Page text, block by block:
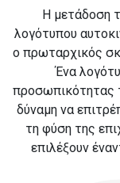
Η μετάδοση
λογότυπου
ο πρωταρχικός
Ένα
προσωπικότητας
δύναμη να
τη φύση της
επιλέξουν